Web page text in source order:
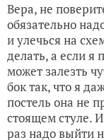
Вера, не
обязательно
и улечься на
делать, а если я
может залезть
бок так, что я
постель она не
стоящем стуле.
раз надо выйти